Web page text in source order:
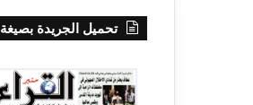
تحميل الجريدة بصيغة PDF